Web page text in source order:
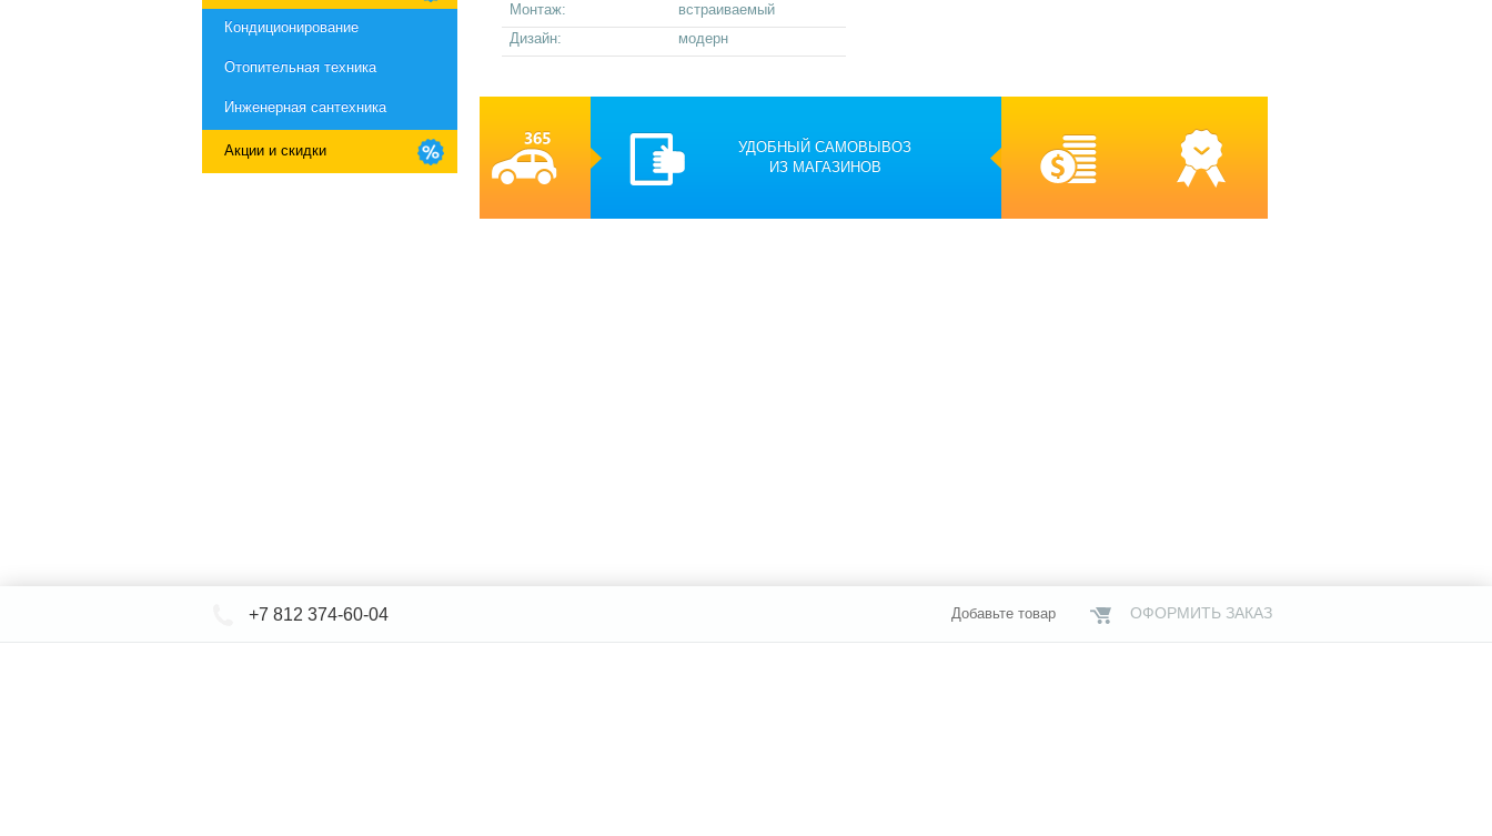
Кондиционирование
Отопительная техника
Инженерная сантехника
Акции и скидки
Монтаж:
встраиваемый
Дизайн:
модерн
УДОБНЫЙ САМОВЫВОЗ
ИЗ МАГАЗИНОВ
+7 812 374-60-04 Добавьте товар ОФОРМИТЬ ЗАКАЗ